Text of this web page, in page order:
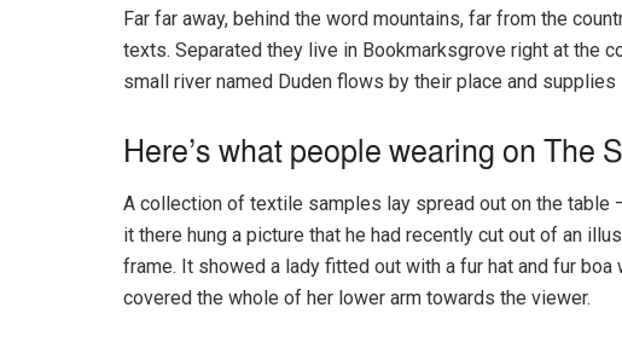
Far far away, behind the word mountains, far from the
texts. Separated they live in Bookmarksgrove right at the
small river named Duden flows by their place and
Here’s what people wearing on The
A collection of textile samples lay spread out on the table
it there hung a picture that he had recently cut out of an
frame. It showed a lady fitted out with a fur hat and fur
covered the whole of her lower arm towards the viewer.